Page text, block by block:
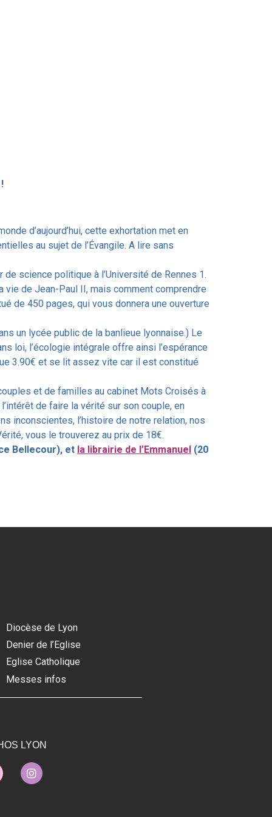
d’aujourd’hui, cette exhortation met en
au sujet de l’Évangile. A lire sans
science politique à l’Université de Rennes 1.
de Jean-Paul II, mais comment comprendre
de 450 pages, qui vous donnera une ouverture
un lycée public de la banlieue lyonnaise.) Le
loi, l’écologie intégrale offre ainsi l’espérance
3.90€ et se lit assez vite car il est constitué
et de familles au cabinet Mots Croisés à
de faire la vérité sur son couple, en
inconscientes, l’histoire de notre relation, nos
vous le trouverez au prix de 18€.
Bellecour), et la librairie de l’Emmanuel (20
Diocèse de Lyon
Denier de l’Eglise
Eglise Catholique
Messes infos
LYON